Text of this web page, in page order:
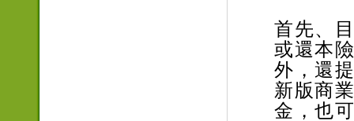
首先、
或還本
外，還
新版商
金，也